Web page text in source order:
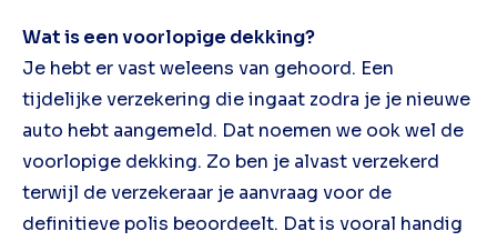
Wat is een voorlopige dekking?
Je hebt er vast weleens van gehoord. Een
tijdelijke verzekering die ingaat zodra je je nieuwe
auto hebt aangemeld. Dat noemen we ook wel de
voorlopige dekking. Zo ben je alvast verzekerd
terwijl de verzekeraar je aanvraag voor de
definitieve polis beoordeelt. Dat is vooral handig